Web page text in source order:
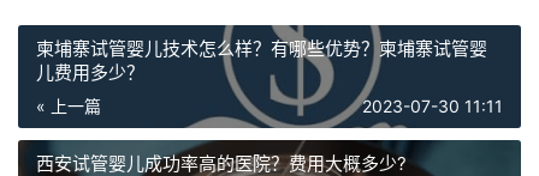
柬埔寨试管婴儿技术怎么样？有哪些优势？柬埔寨试管婴
儿费用多少？
« 上一篇 2023-07-30 11:11
西安试管婴儿成功率高的医院？费用大概多少?